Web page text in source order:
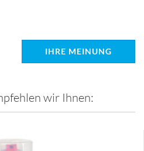
IHRE MEINUNG
wir Ihnen: